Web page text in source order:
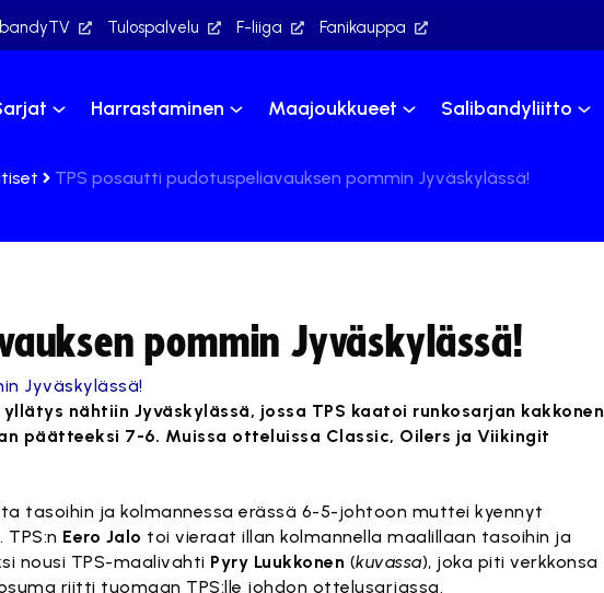
Tulospalvelu F-liiga Fanikauppa
Harrastaminen Maajoukkueet Salibandyliitto
TPS posautti pudotuspeliavauksen pommin Jyväskylässä!
pommin Jyväskylässä!
nähtiin Jyväskylässä, jossa TPS kaatoi runkosarjan kakkonen
päätteeksi 7-6. Muissa otteluissa Classic, Oilers ja Viikingit
tasoihin ja kolmannessa erässä 6-5-johtoon muttei kyennyt
Eero Jalo toi vieraat illan kolmannella maalillaan tasoihin ja
nousi TPS-maalivahti Pyry Luukkonen (kuvassa), joka piti verkkonsa
riitti tuomaan TPS:lle johdon ottelusarjassa.